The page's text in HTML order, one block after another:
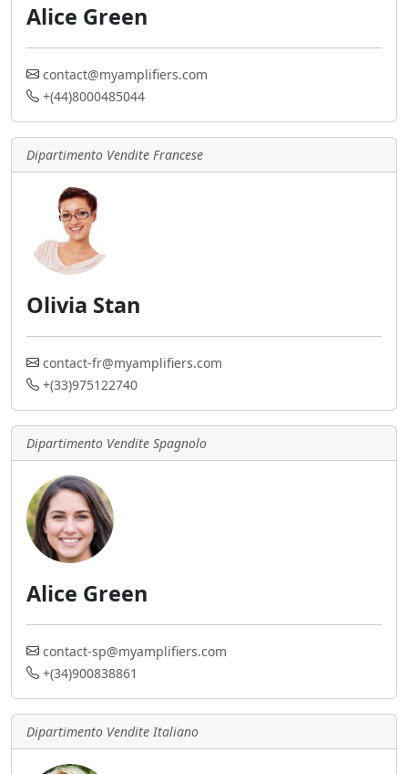
Alice Green
contact@myamplifiers.com
+(44)8000485044
Dipartimento Vendite Francese
Olivia Stan
contact-fr@myamplifiers.com
+(33)975122740
Dipartimento Vendite Spagnolo
Alice Green
contact-sp@myamplifiers.com
+(34)900838861
Dipartimento Vendite Italiano